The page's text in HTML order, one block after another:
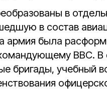
в
в состав
армия была
ВВС. В
бригады, учебный